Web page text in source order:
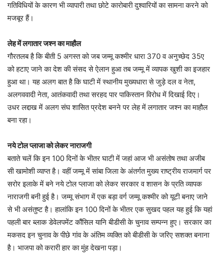
गतिविधियों के कारण भी व्यापारी तथा छोटे कारोबारी दुश्वारियों का सामना करने को
मजबूर हैं।
लेह में लगातार जश्न का माहौल
गौरतलब है कि बीती 5 अगस्त को जब जम्मू कश्मीर धारा 370 व अनुच्छेद 35ए
को हटाए जाने का देश की संसद से ऐलान हुआ तब जम्मू में व्यापक खुशी का इजहार
हुआ था। यह अलग बात है कि घाटी में स्थानीय मुख्यधारा से जुड़े दल व नेता,
अलगववादी नेता, आतंकवादी तथा सरहद पार पाकिस्तान विरोध में दिखाई दिए।
उधर लद्दाख में अलग संघ शासित प्रदेश बनने पर लेह में लगातार जश्न का माहौल
बना रहा।
नये टोल प्लाजा को लेकर नाराजगी
बताते चलें कि इन 100 दिनों के भीतर घाटी में जहां आज भी असंतोष तथा अजीब
सी खामोशी व्याप्त है। वहीं जम्मू में सांबा जिला के अंतर्गत मुख्य राष्ट्रीय राजमार्ग पर
सरोर इलाके में बने नये टोल प्लाजा को लेकर सरकार व शासन के प्रति व्यापक
नाराजगी बनी हुई है। जम्मू संभाग में एक बड़ा वर्ग जम्मू कश्मीर को यूटी बनाए जाने
से भी असंतुष्ट है। हालांकि इन 100 दिनों के भीतर एक सुखद पहल यह हुई कि यहां
पहली बार ब्लाक डेवेलपमेंट कौंसिल यानि बीडीसी के चुनाव सम्पन्न हुए। सरकार का
मकसद इन चुनाव के पीछे गांव के अंतिम व्यक्ति को बीडीसी के जरिए सशक्त बनाना
है। भाजपा को करारी हार का मुंह देखना पड़ा।